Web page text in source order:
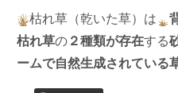
枯れ草（乾いた草）は
枯れ草の ２種類が存在する
ームで自然生成されている